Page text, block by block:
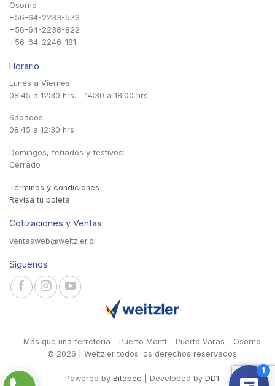
Osorno
+56-64-2233-573
+56-64-2238-822
+56-64-2246-181
Horario
Lunes a Viernes:
08:45 a 12:30 hrs. - 14:30 a 18:00 hrs.
Sábados:
08:45 a 12:30 hrs
Domingos, feriados y festivos:
Cerrado
Términos y condiciones
Revisa tu boleta
Cotizaciones y Ventas
ventasweb@weitzler.cl
Síguenos
Más que una ferretería - Puerto Montt - Puerto Varas - Osorno
© 2026 | Weitzler todos los derechos reservados
Powered by Bitobee | Developed by DD1